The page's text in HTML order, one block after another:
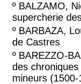
º BALZAMO,
supercherie
º BARBAZA,
de Castres
º BAREZZO-
des
mineurs (1500-